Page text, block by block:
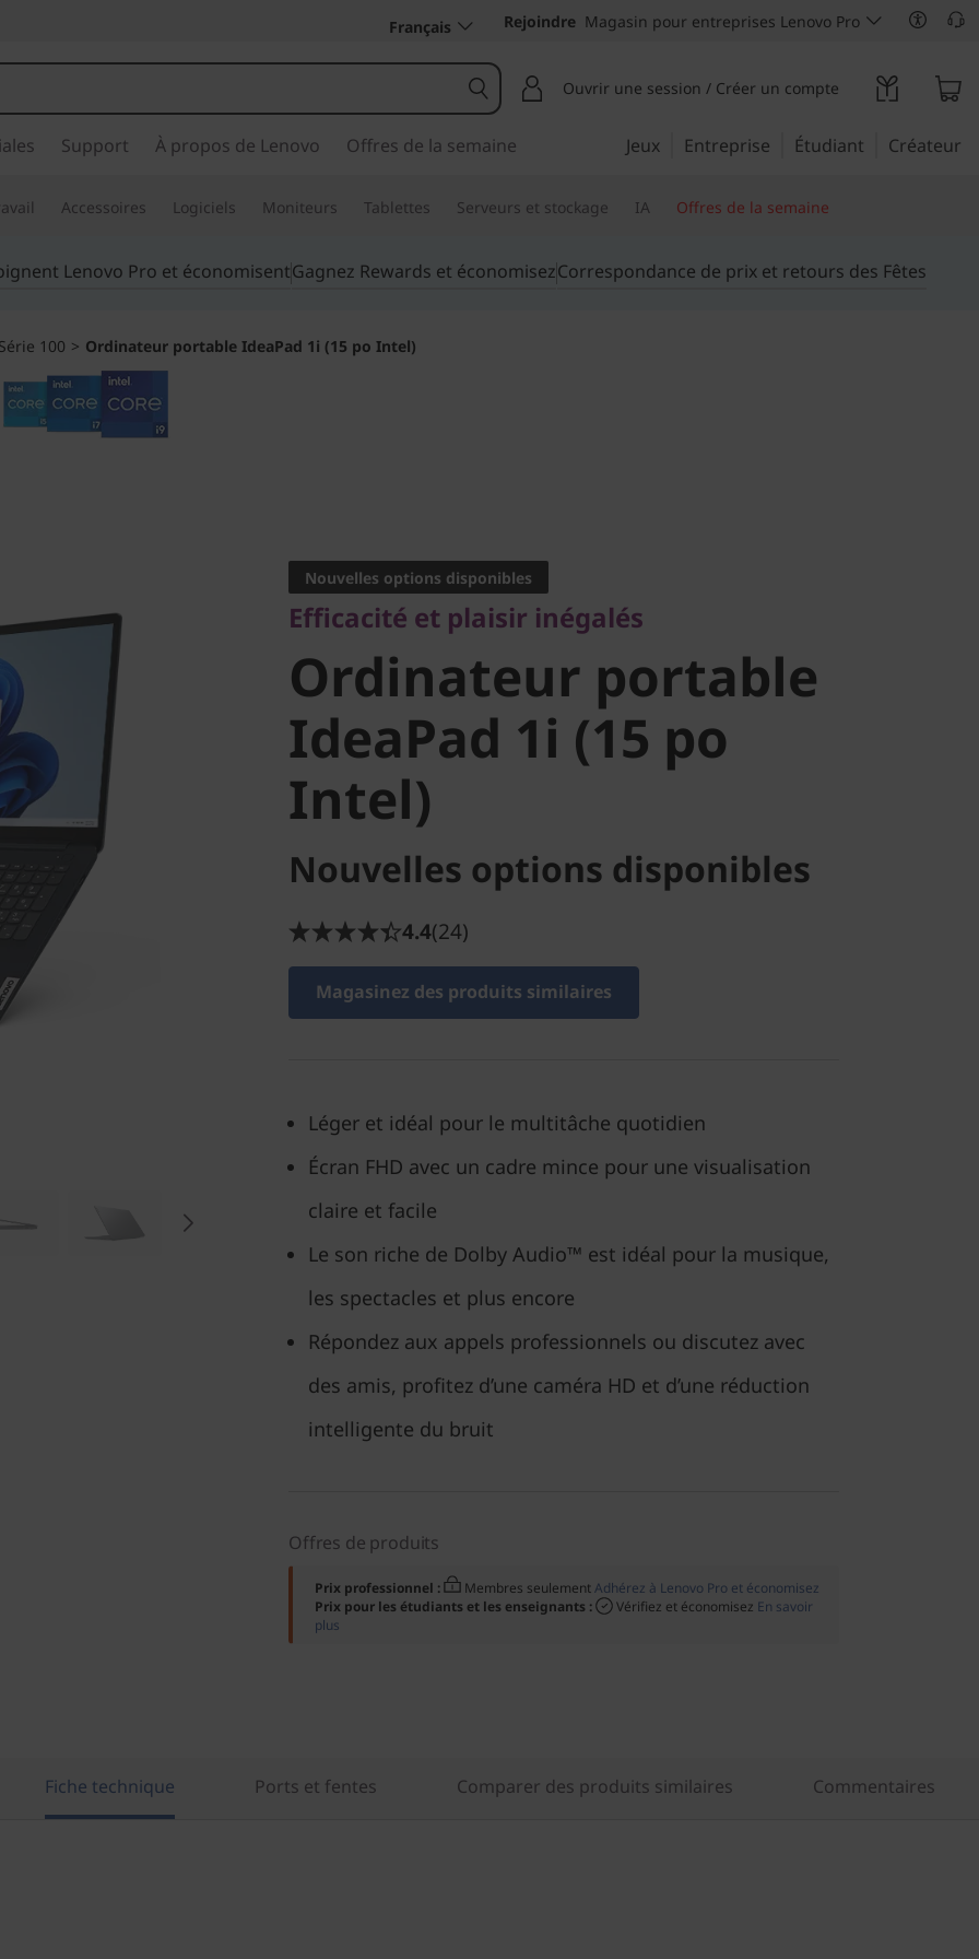
Français Rejoindre Magasin pour entreprises Lenovo Pro
Ouvrir une session / Créer un compte
Support À propos de Lenovo Offres de la semaine Jeux Entreprise Étudiant Créateur
Accessoires Logiciels Moniteurs Tablettes Serveurs et stockage IA Offres de la semaine
Lenovo Pro et économisentGagnez Rewards et économisezCorrespondance de prix et retours des Fêtes
100 > Ordinateur portable IdeaPad 1i (15 po Intel)
Ordinateur
portable IdeaPad 1i
(15 po Intel)
Nouvelles options disponibles
Efficacité et plaisir inégalés
Ordinateur portable
IdeaPad 1i (15 po
Intel)
Nouvelles options disponibles
4.4(24)
Magasinez des produits similaires
Léger et idéal pour le multitâche quotidien
Écran FHD avec un cadre mince pour une visualisation
claire et facile
Le son riche de Dolby Audio™ est idéal pour la musique,
les spectacles et plus encore
Répondez aux appels professionnels ou discutez avec
des amis, profitez d’une caméra HD et d’une réduction
intelligente du bruit
Offres de produits
Prix professionnel : Membres seulementAdhérez à Lenovo Pro et économisez
Prix pour les étudiants et les enseignants :
Vérifiez et économisez En savoir
plus
Fiche technique Ports et fentes Comparer des produits similaires Commentaires